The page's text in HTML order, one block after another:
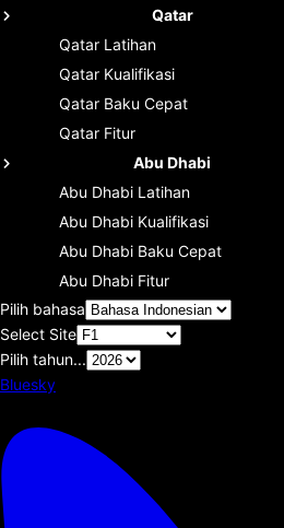
Qatar
Qatar Latihan
Qatar Kualifikasi
Qatar Baku Cepat
Qatar Fitur
Abu Dhabi
Abu Dhabi Latihan
Abu Dhabi Kualifikasi
Abu Dhabi Baku Cepat
Abu Dhabi Fitur
Pilih bahasa
Select Site
Pilih tahun...
Bluesky